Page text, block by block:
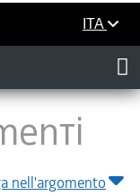
ITA
nell'argomento